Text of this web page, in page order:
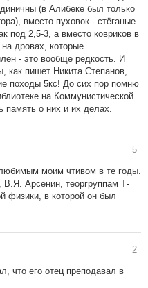
(в Алибеке был только
вместо пуховок - стёганые
под 2,5-3, а вместо ковриков в
дровах, которые
- это вообще редкость. И
как пишет Никита Степанов,
походы 5кс! До сих пор помню
на Коммунистической.
память о них и их делах.
5
моим чтивом в те годы.
Арсенин, теоргруппам Т-
физики, в которой он был
2
что его отец преподавал в